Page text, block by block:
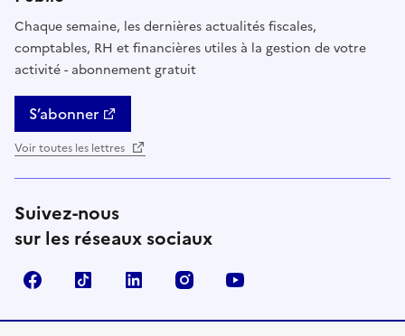
Chaque semaine, les dernières actualités fiscales,
comptables, RH et financières utiles à la gestion de votre
activité - abonnement gratuit
S’abonner
Voir toutes les lettres
Suivez-nous
sur les réseaux sociaux
FacebookTikTok Linkedin Instagram